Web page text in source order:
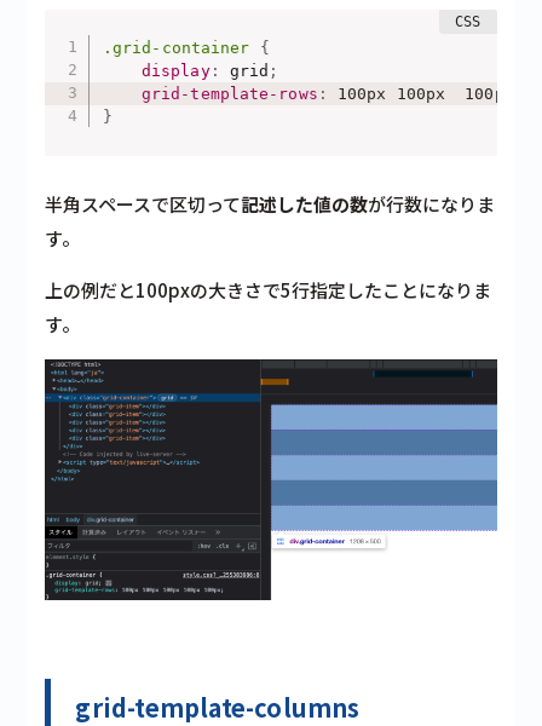
.grid-container
{
display: grid ;
grid-template-rows :
100px 100px  100px
}
半角スペースで区切って記述した値の数が行数になりま
す。
上の例だと100pxの大きさで5行指定したことになりま
す。
grid-template-columns